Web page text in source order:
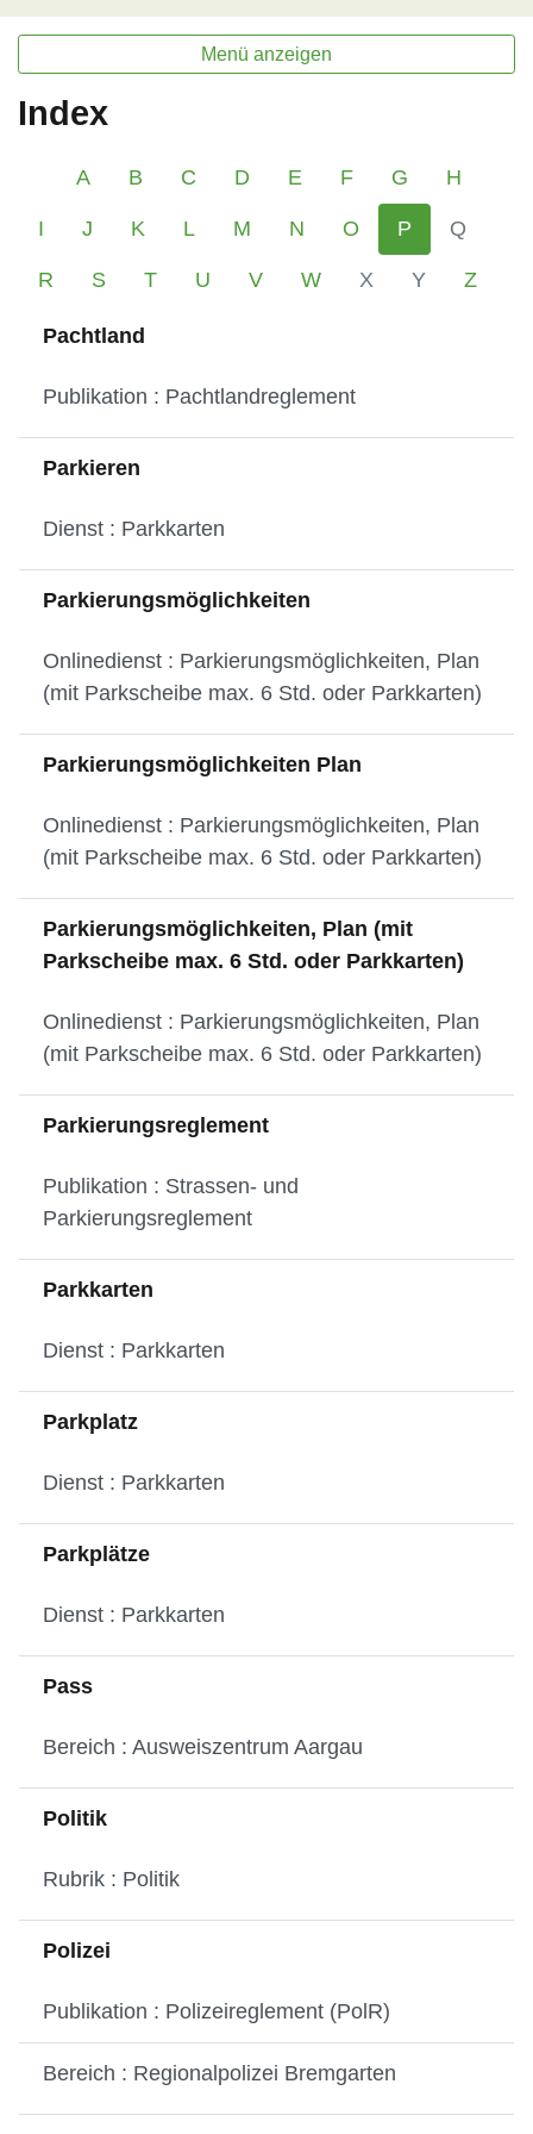
Menü anzeigen
Index
A B C D E F G H
I J K L M N O P Q
R S T U V W X Y Z
Pachtland
Publikation : Pachtlandreglement
Parkieren
Dienst : Parkkarten
Parkierungsmöglichkeiten
Onlinedienst : Parkierungsmöglichkeiten, Plan
(mit Parkscheibe max. 6 Std. oder Parkkarten)
Parkierungsmöglichkeiten Plan
Onlinedienst : Parkierungsmöglichkeiten, Plan
(mit Parkscheibe max. 6 Std. oder Parkkarten)
Parkierungsmöglichkeiten, Plan (mit
Parkscheibe max. 6 Std. oder Parkkarten)
Onlinedienst : Parkierungsmöglichkeiten, Plan
(mit Parkscheibe max. 6 Std. oder Parkkarten)
Parkierungsreglement
Publikation : Strassen- und
Parkierungsreglement
Parkkarten
Dienst : Parkkarten
Parkplatz
Dienst : Parkkarten
Parkplätze
Dienst : Parkkarten
Pass
Bereich : Ausweiszentrum Aargau
Politik
Rubrik : Politik
Polizei
Publikation : Polizeireglement (PolR)
Bereich : Regionalpolizei Bremgarten